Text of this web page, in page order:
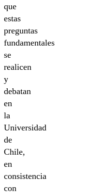
que
estas
preguntas
fundamentales
se
realicen
y
debatan
en
la
Universidad
de
Chile,
en
consistencia
con